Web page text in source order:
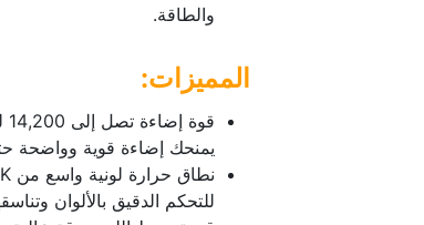
والطاقة.
المميزات:
يمنحك إضاءة قوية وواضحة
للتحكم الدقيق بالألوان